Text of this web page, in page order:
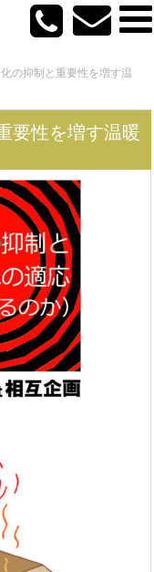
の抑制と重要性を増す温
要性を増す温暖